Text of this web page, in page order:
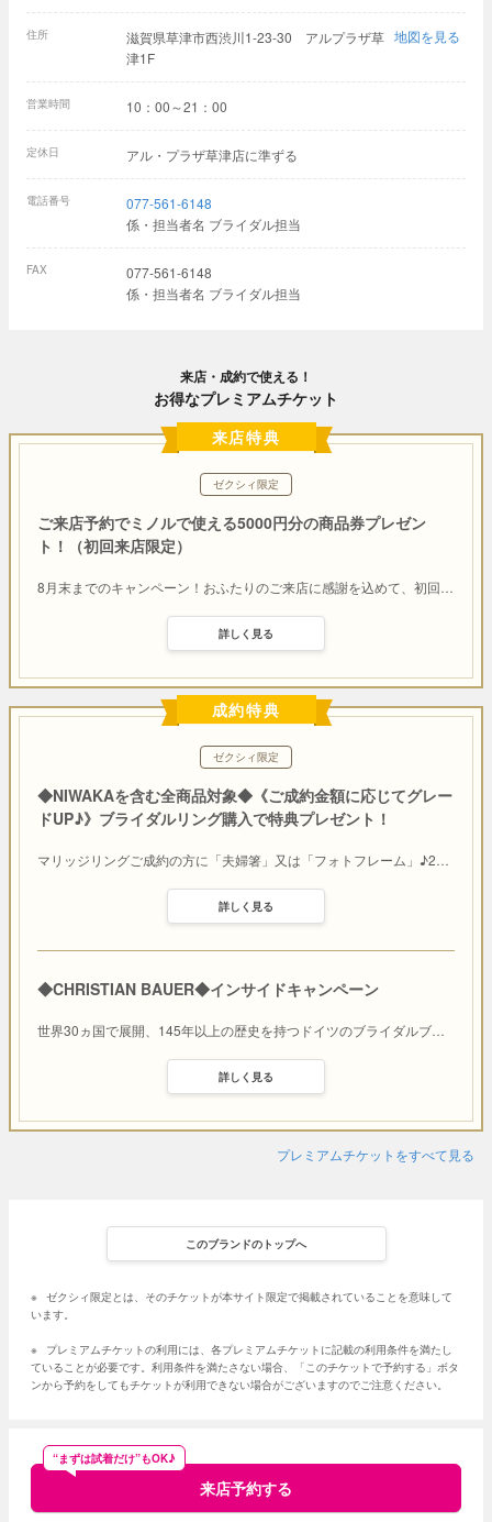
住所
滋賀県草津市西渋川1-23-30 アルプラザ草
津1F
地図を見る
営業時間 10：00～21：00
定休日 アル・プラザ草津店に準ずる
電話番号
077-561-6148
係・担当者名 ブライダル担当
FAX
077-561-6148
係・担当者名 ブライダル担当
来店・成約で使える！
お得なプレミアムチケット
来店特典
ゼクシィ限定
ご来店予約でミノルで使える5000円分の商品券プレゼン
ト！（初回来店限定）
8月末までのキャンペーン！おふたりのご来店に感謝を込めて、初回…
詳しく見る
成約特典
ゼクシィ限定
◆NIWAKAを含む全商品対象◆《ご成約金額に応じてグレー
ドUP♪》ブライダルリング購入で特典プレゼント！
マリッジリングご成約の方に「夫婦箸」又は「フォトフレーム」♪2…
詳しく見る
◆CHRISTIAN BAUER◆インサイドキャンペーン
世界30ヵ国で展開、145年以上の歴史を持つドイツのブライダルブ…
詳しく見る
プレミアムチケットをすべて見る
このブランドのトップへ
※ ゼクシィ限定とは、そのチケットが本サイト限定で掲載されていることを意味して
います。
※
プレミアムチケットの利用には、各プレミアムチケットに記載の利用条件を満たし
ていることが必要です。利用条件を満たさない場合、「このチケットで予約する」ボタ
ンから予約をしてもチケットが利用できない場合がございますのでご注意ください。
来店予約する
“まずは試着だけ”もOK♪